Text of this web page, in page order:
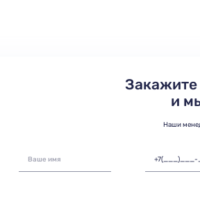
и
Наши